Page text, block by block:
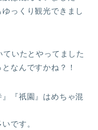
っくり観光できまし
いたとやってました
なんですかね？！
『祇園』はめちゃ混
です。